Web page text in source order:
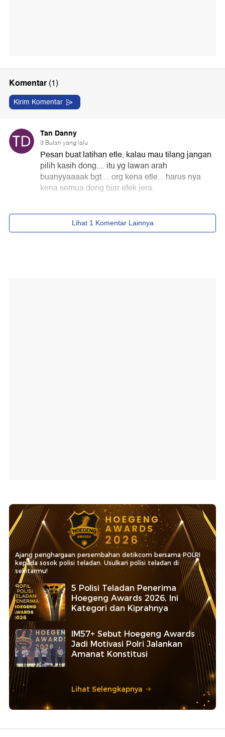
Ajang penghargaan persembahan detikcom bersama POLRI
kepada sosok polisi teladan. Usulkan polisi teladan di
sekitarmu!
5 Polisi Teladan Penerima
Hoegeng Awards 2026, Ini
Kategori dan Kiprahnya
IM57+ Sebut Hoegeng Awards
Jadi Motivasi Polri Jalankan
Amanat Konstitusi
Lihat Selengkapnya